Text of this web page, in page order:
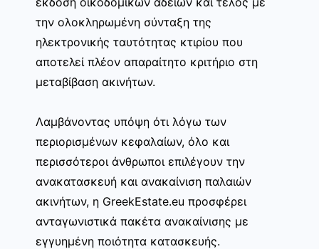
την ολοκληρωμένη σύνταξη της
ηλεκτρονικής ταυτότητας κτιρίου που
αποτελεί πλέον απαραίτητο κριτήριο στη
μεταβίβαση ακινήτων.
Λαμβάνοντας υπόψη ότι λόγω των
περιορισμένων κεφαλαίων, όλο και
περισσότεροι άνθρωποι επιλέγουν την
ανακατασκευή και ανακαίνιση παλαιών
ακινήτων, η GreekEstate.eu προσφέρει
ανταγωνιστικά πακέτα ανακαίνισης με
εγγυημένη ποιότητα κατασκευής.